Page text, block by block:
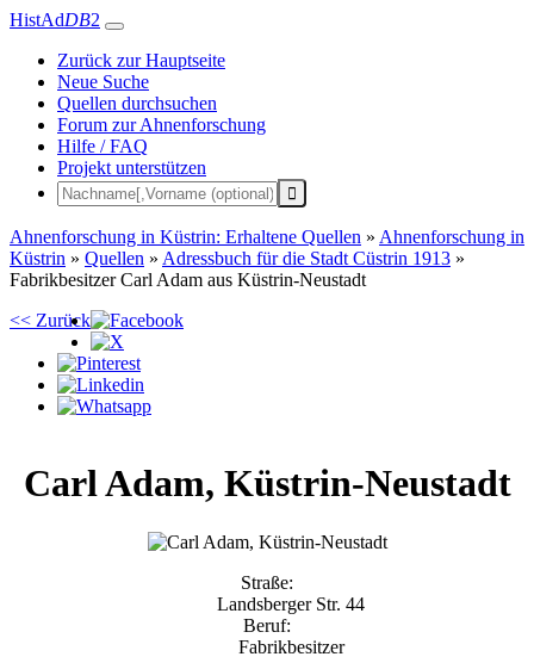
HistAdDB2
Zurück zur Hauptseite
Neue Suche
Quellen durchsuchen
Forum zur Ahnenforschung
Hilfe / FAQ
Projekt unterstützen
Ahnenforschung in Küstrin: Erhaltene Quellen » Ahnenforschung in
Küstrin » Quellen » Adressbuch für die Stadt Cüstrin 1913 »
Fabrikbesitzer Carl Adam aus Küstrin-Neustadt
<< Zurück
CarlAdam, Küstrin-Neustadt
Straße:
Landsberger Str. 44
Beruf:
Fabrikbesitzer